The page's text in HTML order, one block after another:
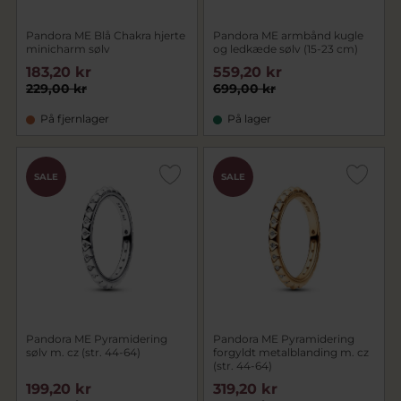
Pandora ME Blå Chakra hjerte
minicharm sølv
229,00 kr
183,20 kr
På fjernlager
Pandora ME armbånd kugle
og ledkæde sølv (15-23 cm)
699,00 kr
559,20 kr
På lager
SALE
Pandora ME Pyramidering
sølv m. cz (str. 44-64)
199,20 kr
SALE
Pandora ME Pyramidering
forgyldt metalblanding m. cz
(str. 44-64)
319,20 kr